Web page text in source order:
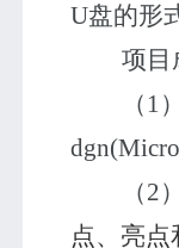
U盘的形
项目
（ 1）
（2）
点、亮点